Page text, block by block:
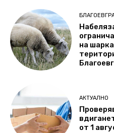
на
АКТУАЛНО
от 1